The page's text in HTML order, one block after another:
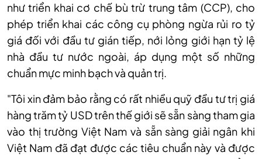
như triển khai cơ chế bù trừ trung tâm (CCP), cho
phép triển khai các công cụ phòng ngừa rủi ro tỷ
giá đối với đầu tư gián tiếp, nới lỏng giới hạn tỷ lệ
nhà đầu tư nước ngoài, áp dụng một số những
chuẩn mực minh bạch và quản trị.
"Tôi xin đảm bảo rằng có rất nhiều quỹ đầu tư trị giá
hàng trăm tỷ USD trên thế giới sẽ sẵn sàng tham gia
vào thị trường Việt Nam và sẵn sàng giải ngân khi
Việt Nam đã đạt được các tiêu chuẩn này và được